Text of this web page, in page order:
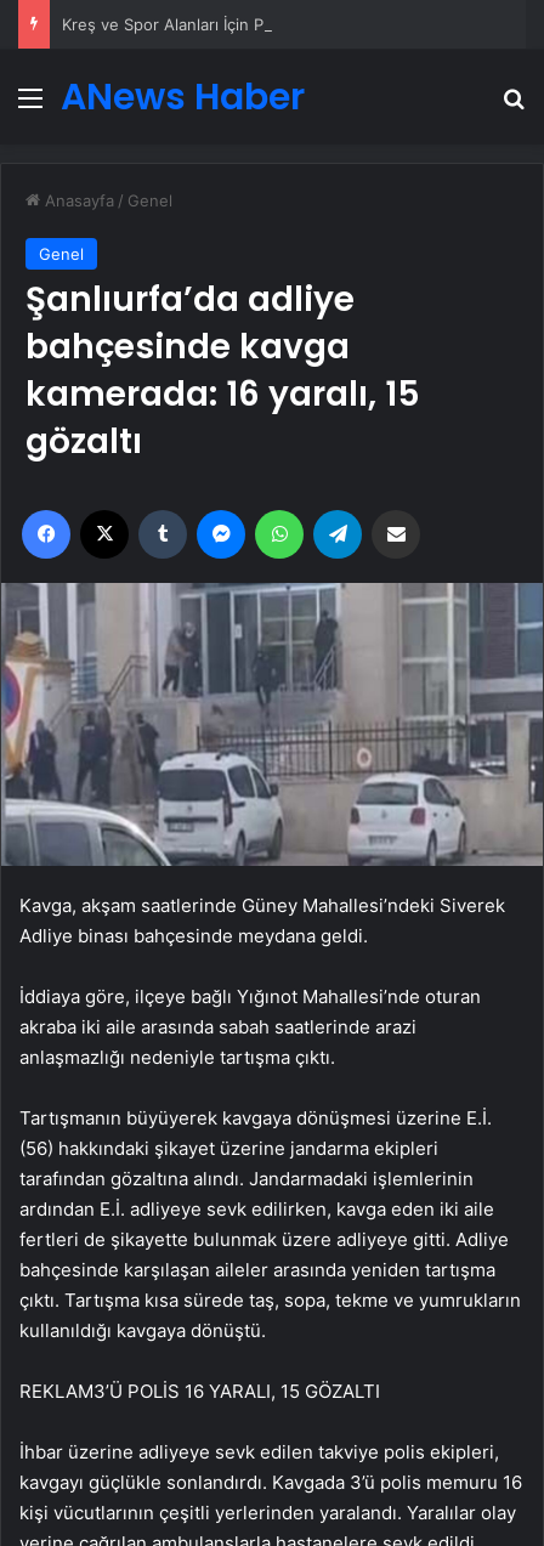
Kreş ve Spor Alanları İçin Profesyonel Zemin Çözümleri
MenüANews Haber
Anasayfa / Genel
Genel
Şanlıurfa’da adliye
bahçesinde kavga
kamerada: 16 yaralı, 15
gözaltı
Facebook Tumblr MessengerWhatsApp
Kavga, akşam saatlerinde Güney Mahallesi’ndeki Siverek
Adliye binası bahçesinde meydana geldi.
İddiaya göre, ilçeye bağlı Yığınot Mahallesi’nde oturan
akraba iki aile arasında sabah saatlerinde arazi
anlaşmazlığı nedeniyle tartışma çıktı.
Tartışmanın büyüyerek kavgaya dönüşmesi üzerine E.İ.
(56) hakkındaki şikayet üzerine jandarma ekipleri
tarafından gözaltına alındı. Jandarmadaki işlemlerinin
ardından E.İ. adliyeye sevk edilirken, kavga eden iki aile
fertleri de şikayette bulunmak üzere adliyeye gitti. Adliye
bahçesinde karşılaşan aileler arasında yeniden tartışma
çıktı. Tartışma kısa sürede taş, sopa, tekme ve yumrukların
kullanıldığı kavgaya dönüştü.
REKLAM3’Ü POLİS 16 YARALI, 15 GÖZALTI
İhbar üzerine adliyeye sevk edilen takviye polis ekipleri,
kavgayı güçlükle sonlandırdı. Kavgada 3’ü polis memuru 16
kişi vücutlarının çeşitli yerlerinden yaralandı. Yaralılar olay